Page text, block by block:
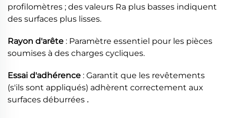
profilomètres ; des valeurs Ra plus basses indiquent
des surfaces plus lisses.
Rayon d'arête : Paramètre essentiel pour les pièces
soumises à des charges cycliques.
Essai d'adhérence : Garantit que les revêtements
(s'ils sont appliqués) adhèrent correctement aux
surfaces déburrées .